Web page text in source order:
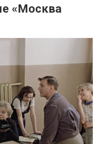
«Москва